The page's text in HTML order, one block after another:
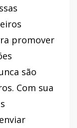
promover
são
Com sua